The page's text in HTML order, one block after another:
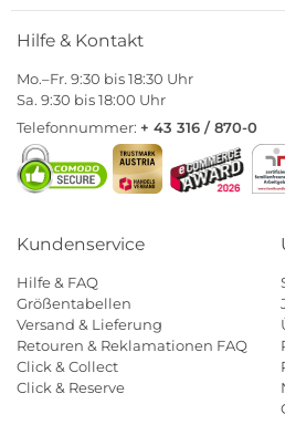
Hilfe & Kontakt
Mo.–Fr. 9:30 bis 18:30 Uhr
Sa. 9:30 bis 18:00 Uhr
Telefonnummer: + 43 316 / 870-0
Kundenservice
Hilfe & FAQ
Größentabellen
Versand & Lieferung
Retouren & Reklamationen FAQ
Click & Collect
Click & Reserve